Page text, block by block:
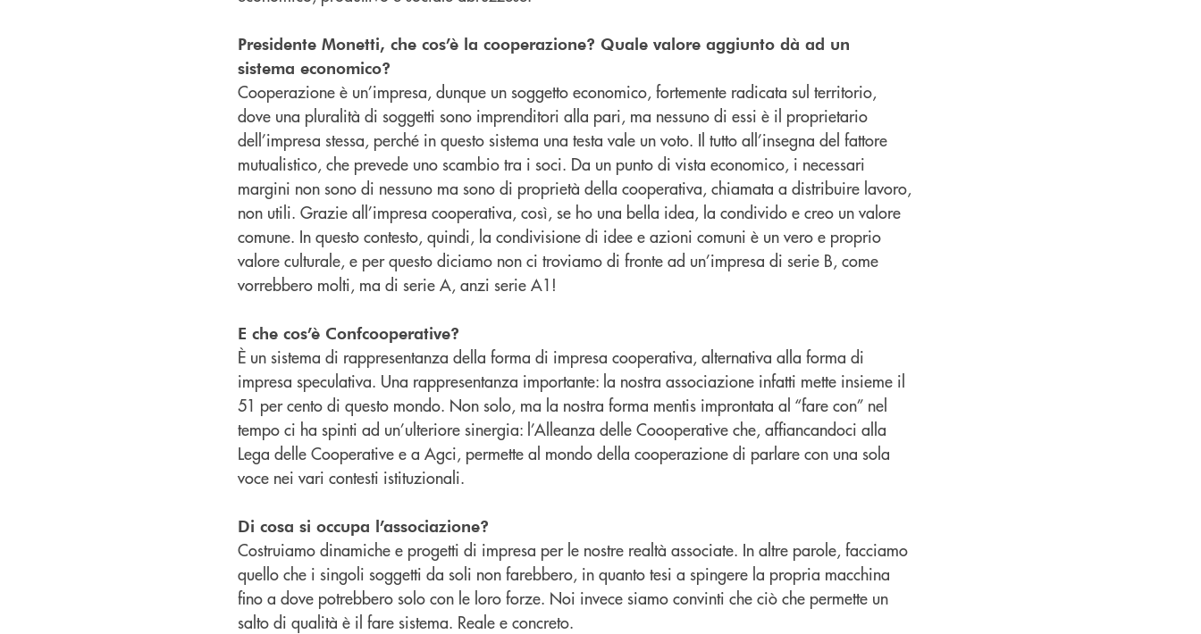
Presidente Monetti, che cos’è la cooperazione? Quale valore aggiunto dà ad un
sistema economico?
Cooperazione è un’impresa, dunque un soggetto economico, fortemente radicata sul territorio,
dove una pluralità di soggetti sono imprenditori alla pari, ma nessuno di essi è il proprietario
dell’impresa stessa, perché in questo sistema una testa vale un voto. Il tutto all’insegna del fattore
mutualistico, che prevede uno scambio tra i soci. Da un punto di vista economico, i necessari
margini non sono di nessuno ma sono di proprietà della cooperativa, chiamata a distribuire lavoro,
non utili. Grazie all’impresa cooperativa, così, se ho una bella idea, la condivido e creo un valore
comune. In questo contesto, quindi, la condivisione di idee e azioni comuni è un vero e proprio
valore culturale, e per questo diciamo non ci troviamo di fronte ad un’impresa di serie B, come
vorrebbero molti, ma di serie A, anzi serie A1!
E che cos’è Confcooperative?
È un sistema di rappresentanza della forma di impresa cooperativa, alternativa alla forma di
impresa speculativa. Una rappresentanza importante: la nostra associazione infatti mette insieme il
51 per cento di questo mondo. Non solo, ma la nostra forma mentis improntata al “fare con” nel
tempo ci ha spinti ad un’ulteriore sinergia: l’Alleanza delle Coooperative che, affiancandoci alla
Lega delle Cooperative e a Agci, permette al mondo della cooperazione di parlare con una sola
voce nei vari contesti istituzionali.
Di cosa si occupa l’associazione?
Costruiamo dinamiche e progetti di impresa per le nostre realtà associate. In altre parole, facciamo
quello che i singoli soggetti da soli non farebbero, in quanto tesi a spingere la propria macchina
fino a dove potrebbero solo con le loro forze. Noi invece siamo convinti che ciò che permette un
salto di qualità è il fare sistema. Reale e concreto.